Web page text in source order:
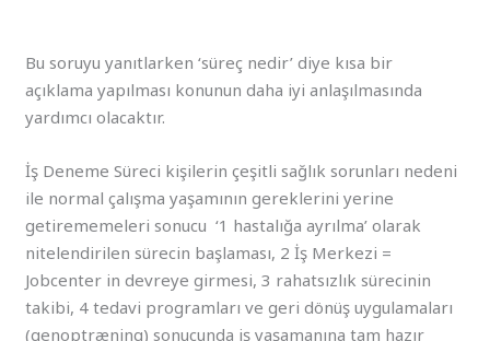
Bu soruyu yanıtlarken ‘süreç nedir’ diye kısa bir
açıklama yapılması konunun daha iyi anlaşılmasında
yardımcı olacaktır.
İş Deneme Süreci kişilerin çeşitli sağlık sorunları nedeni
ile normal çalışma yaşamının gereklerini yerine
getirememeleri sonucu ‘1 hastalığa ayrılma’ olarak
nitelendirilen sürecin başlaması, 2 İş Merkezi =
Jobcenter in devreye girmesi, 3 rahatsızlık sürecinin
takibi, 4 tedavi programları ve geri dönüş uygulamaları
(genoptræning) sonucunda iş yaşamanına tam hazır